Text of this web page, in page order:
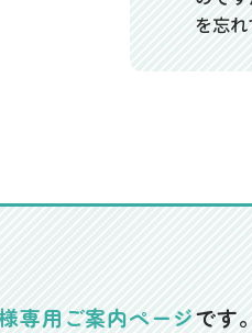
を忘
専用ご案内ページです。